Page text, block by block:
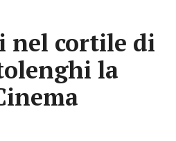
nel cortile di
la